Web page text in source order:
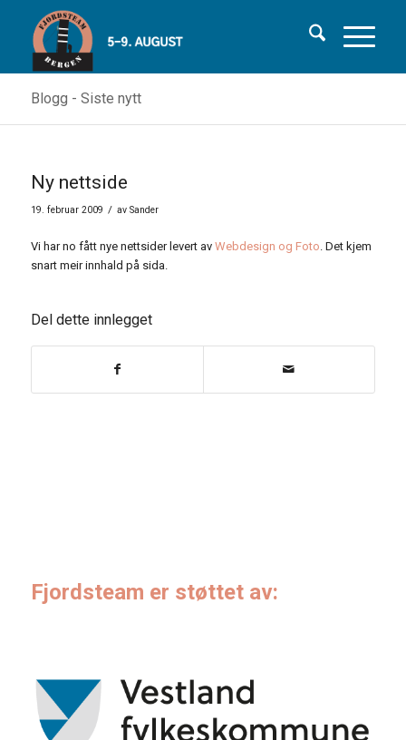
Blogg - Siste nytt
Ny nettside
19. februar 2009 / av Sander
Vi har no fått nye nettsider levert av Webdesign og Foto. Det kjem
snart meir innhald på sida.
Del dette innlegget
Fjordsteam er støttet av: